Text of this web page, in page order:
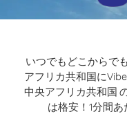
いつでもどこからで
アフリカ共和国に
中央アフリカ共和国
は格安！1分間あ